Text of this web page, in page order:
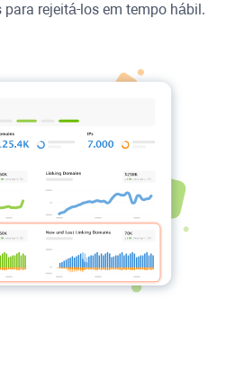
rejeitá-los em tempo hábil.